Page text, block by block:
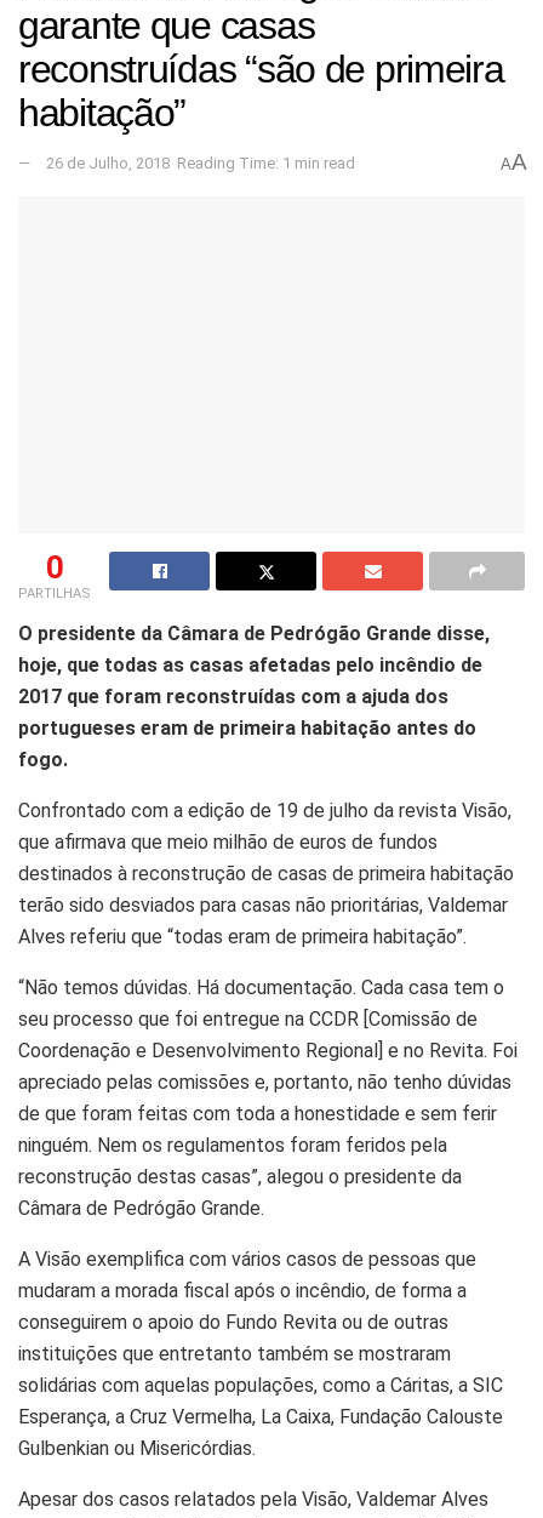
garante que casas
reconstruídas “são de primeira
habitação”
26 de Julho, 2018 Reading Time: 1 min read AA
0
PARTILHAS
O presidente da Câmara de Pedrógão Grande disse,
hoje, que todas as casas afetadas pelo incêndio de
2017 que foram reconstruídas com a ajuda dos
portugueses eram de primeira habitação antes do
fogo.
Confrontado com a edição de 19 de julho da revista Visão,
que afirmava que meio milhão de euros de fundos
destinados à reconstrução de casas de primeira habitação
terão sido desviados para casas não prioritárias, Valdemar
Alves referiu que “todas eram de primeira habitação”.
“Não temos dúvidas. Há documentação. Cada casa tem o
seu processo que foi entregue na CCDR [Comissão de
Coordenação e Desenvolvimento Regional] e no Revita. Foi
apreciado pelas comissões e, portanto, não tenho dúvidas
de que foram feitas com toda a honestidade e sem ferir
ninguém. Nem os regulamentos foram feridos pela
reconstrução destas casas”, alegou o presidente da
Câmara de Pedrógão Grande.
A Visão exemplifica com vários casos de pessoas que
mudaram a morada fiscal após o incêndio, de forma a
conseguirem o apoio do Fundo Revita ou de outras
instituições que entretanto também se mostraram
solidárias com aquelas populações, como a Cáritas, a SIC
Esperança, a Cruz Vermelha, La Caixa, Fundação Calouste
Gulbenkian ou Misericórdias.
Apesar dos casos relatados pela Visão, Valdemar Alves